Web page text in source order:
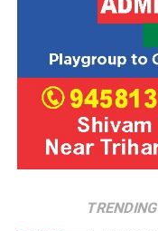
TRENDING